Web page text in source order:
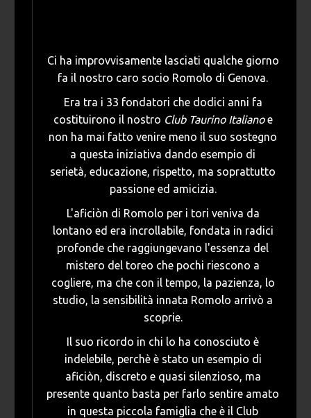
Ci ha improvvisamente lasciati qualche giorno
fa il nostro caro socio Romolo di Genova.
Era tra i 33 fondatori che dodici anni fa
costituirono il nostro Club Taurino Italianoe
non ha mai fatto venire meno il suo sostegno
a questa iniziativa dando esempio di
serietà, educazione, rispetto, ma soprattutto
passione ed amicizia.
L'aficiòn di Romolo per i tori veniva da
lontano ed era incrollabile, fondata in radici
profonde che raggiungevano l'essenza del
mistero del toreo che pochi riescono a
cogliere, ma che con il tempo, la pazienza, lo
studio, la sensibilità innata Romolo arrivò a
scoprie.
Il suo ricordo in chi lo ha conosciuto è
indelebile, perchè è stato un esempio di
aficiòn, discreto e quasi silenzioso, ma
presente quanto basta per farlo sentire amato
in questa piccola famiglia che è il Club